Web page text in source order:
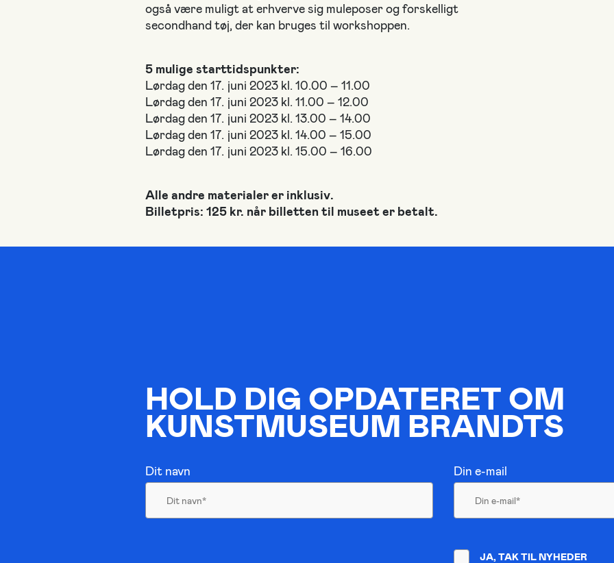
også være muligt at erhverve sig muleposer og forskelligt
secondhand tøj, der kan bruges til workshoppen.
5 mulige starttidspunkter:
Lørdag den 17. juni 2023 kl. 10.00 – 11.00
Lørdag den 17. juni 2023 kl. 11.00 – 12.00
Lørdag den 17. juni 2023 kl. 13.00 – 14.00
Lørdag den 17. juni 2023 kl. 14.00 – 15.00
Lørdag den 17. juni 2023 kl. 15.00 – 16.00
Alle andre materialer er inklusiv.
Billetpris: 125 kr. når billetten til museet er betalt.
HOLD DIG OPDATERET OM
KUNSTMUSEUM BRANDTS
Dit navn Din e-mail
JA, TAK TIL NYHEDER